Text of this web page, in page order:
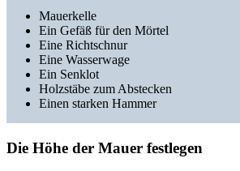
Mauerkelle
Ein Gefäß für den Mörtel
Eine Richtschnur
Eine Wasserwage
Ein Senklot
Holzstäbe zum Abstecken
Einen starken Hammer
Die Höhe der Mauer festlegen